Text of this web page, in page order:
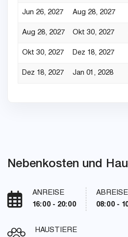
Jun 26, 2027 Aug 28, 2027
Aug 28, 2027 Okt 30, 2027
Okt 30, 2027 Dez 18, 2027
Dez 18, 2027 Jan 01, 2028
Nebenkosten und
ANREISE
16:00 - 20:00
ABREISE
08:00 -
HAUSTIERE